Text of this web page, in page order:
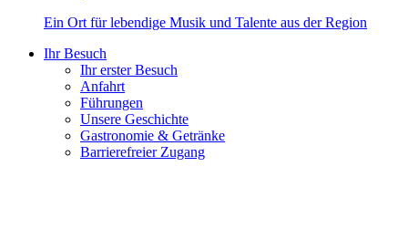
Ein Ort für lebendige Musik und Talente aus der Region
Ihr Besuch
Ihr erster Besuch
Anfahrt
Führungen
Unsere Geschichte
Gastronomie & Getränke
Barrierefreier Zugang